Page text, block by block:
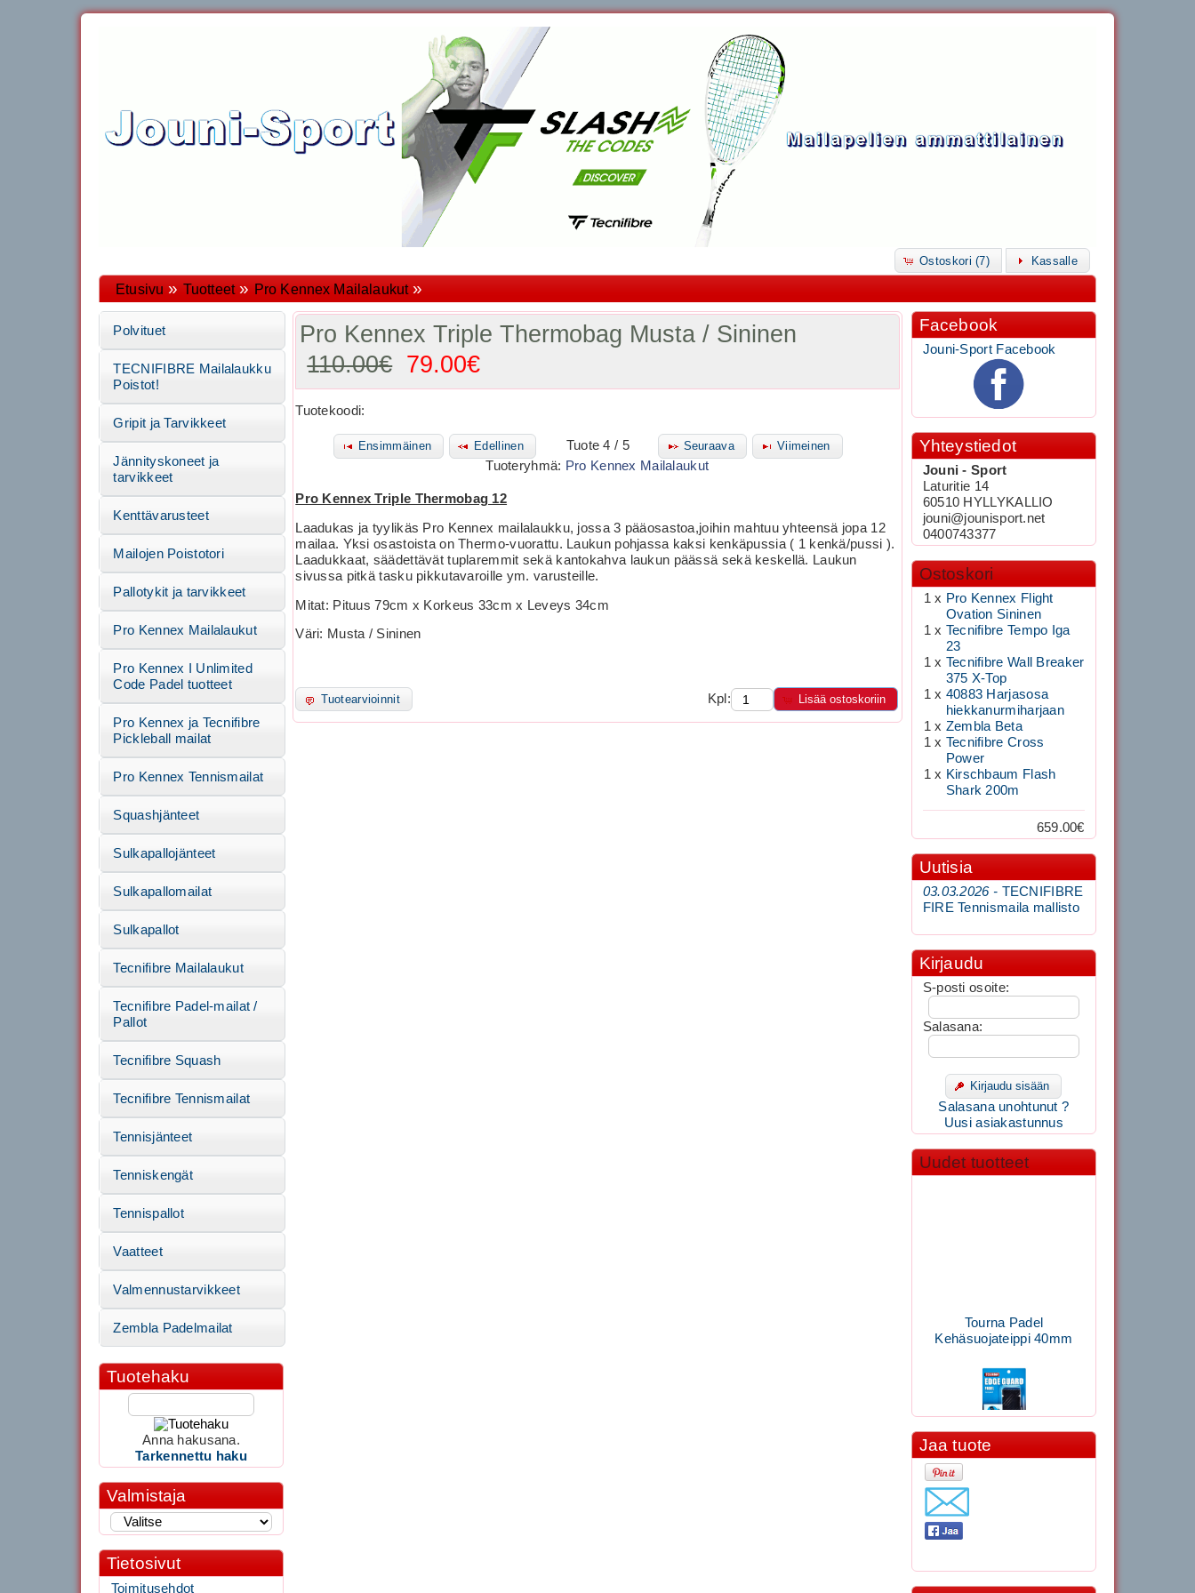
Ostoskori (7) Kassalle
Etusivu » Tuotteet» Pro Kennex Mailalaukut»
Pro Kennex Triple Thermobag Musta / Sininen
110.00€ 79.00€
Tuotekoodi:
Ensimmäinen Edellinen Tuote 4 / 5 Seuraava Viimeinen
Tuoteryhmä: Pro Kennex Mailalaukut
Pro Kennex Triple Thermobag 12
Laadukas ja tyylikäs Pro Kennex mailalaukku, jossa 3 pääosastoa,joihin mahtuu yhteensä jopa 12
mailaa. Yksi osastoista on Thermo-vuorattu. Laukun pohjassa kaksi kenkäpussia ( 1 kenkä/pussi ).
Laadukkaat, säädettävät tuplaremmit sekä kantokahva laukun päässä sekä keskellä. Laukun
sivussa pitkä tasku pikkutavaroille ym. varusteille.
Mitat: Pituus 79cm x Korkeus 33cm x Leveys 34cm
Väri: Musta / Sininen
Kpl: Lisää ostoskoriin
Tuotearvioinnit
Polvituet
TECNIFIBRE Mailalaukku
Poistot!
Gripit ja Tarvikkeet
Jännityskoneet ja
tarvikkeet
Kenttävarusteet
Mailojen Poistotori
Pallotykit ja tarvikkeet
Pro Kennex Mailalaukut
Pro Kennex I Unlimited
Code Padel tuotteet
Pro Kennex ja Tecnifibre
Pickleball mailat
Pro Kennex Tennismailat
Squashjänteet
Sulkapallojänteet
Sulkapallomailat
Sulkapallot
Tecnifibre Mailalaukut
Tecnifibre Padel-mailat /
Pallot
Tecnifibre Squash
Tecnifibre Tennismailat
Tennisjänteet
Tenniskengät
Tennispallot
Vaatteet
Valmennustarvikkeet
Zembla Padelmailat
Tuotehaku
Anna hakusana.
Tarkennettu haku
Valmistaja
Tietosivut
Toimitusehdot
Facebook
Jouni-Sport Facebook
Yhteystiedot
Jouni - Sport
Laturitie 14
60510 HYLLYKALLIO
jouni@jounisport.net
0400743377
Ostoskori
1 x Pro Kennex Flight
Ovation Sininen
1 x Tecnifibre Tempo Iga
23
1 x Tecnifibre Wall Breaker
375 X-Top
1 x 40883 Harjasosa
hiekkanurmiharjaan
1 x Zembla Beta
1 x Tecnifibre Cross
Power
1 x Kirschbaum Flash
Shark 200m
659.00€
Uutisia
03.03.2026 - TECNIFIBRE
FIRE Tennismaila mallisto
Kirjaudu
S-posti osoite:
Salasana:
Kirjaudu sisään
Salasana unohtunut ?
Uusi asiakastunnus
Uudet tuotteet
Kehäsuojateippi 40mm
Laadukas Tournan keh...
Jaa tuote